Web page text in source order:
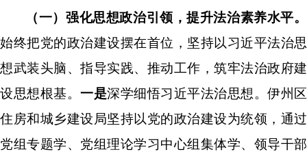
（一）强化思想政治引领，提升法治素养水平。
始终把党的政治建设摆在首位 ，坚持以习近平法治思
想武装头脑、指导实践、推动工作，筑牢法治政府建
设思想根基。 一是深学细悟习近平法治思想。伊州区
住房和城乡建设局坚持以党的政治建设为统领，通过
党组专题学、党组理论学习中心组集体学、领导干部